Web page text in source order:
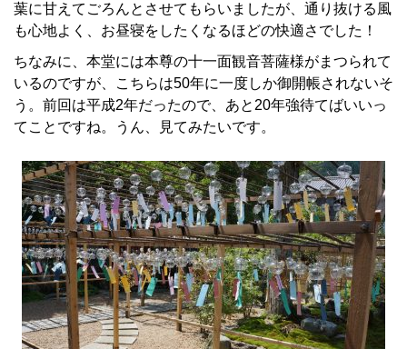
葉に甘えてごろんとさせてもらいましたが、通り抜ける風
も心地よく、お昼寝をしたくなるほどの快適さでした！
ちなみに、本堂には本尊の十一面観音菩薩様がまつられて
いるのですが、こちらは50年に一度しか御開帳されないそ
う。前回は平成2年だったので、あと20年強待てばいいっ
てことですね。うん、見てみたいです。